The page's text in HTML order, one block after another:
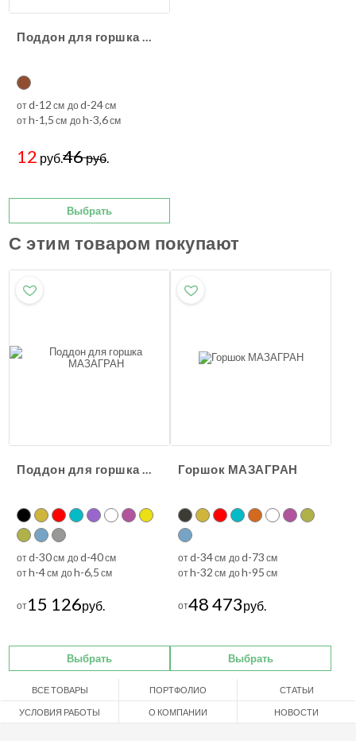
Поддон для горшка пластиковый классика
отd-12 см доd-24см
отh-1,5 см доh-3,6см
12 руб.46руб.
Выбрать
С этим товаром покупают
Поддон для горшка МАЗАГРАН
отd-30см доd-40см
отh-4см доh-6,5 см
от15 126руб.
Выбрать
Горшок МАЗАГРАН
отd-34см доd-73 см
отh-32 см доh-95 см
от48 473руб.
Выбрать
ВСЕ ТОВАРЫ ПОРТФОЛИО СТАТЬИ
УСЛОВИЯ РАБОТЫ О КОМПАНИИ НОВОСТИ